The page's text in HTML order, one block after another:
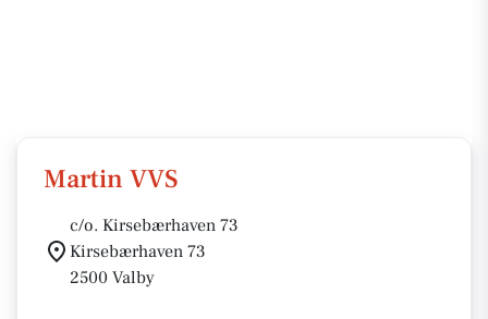
Martin VVS
c/o. Kirsebærhaven 73
Kirsebærhaven 73
2500 Valby